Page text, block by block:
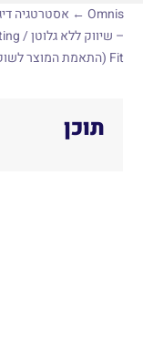
Omnis
← אסטרטגיה
Fit (התאמת המוצר לשוק)
תוכן